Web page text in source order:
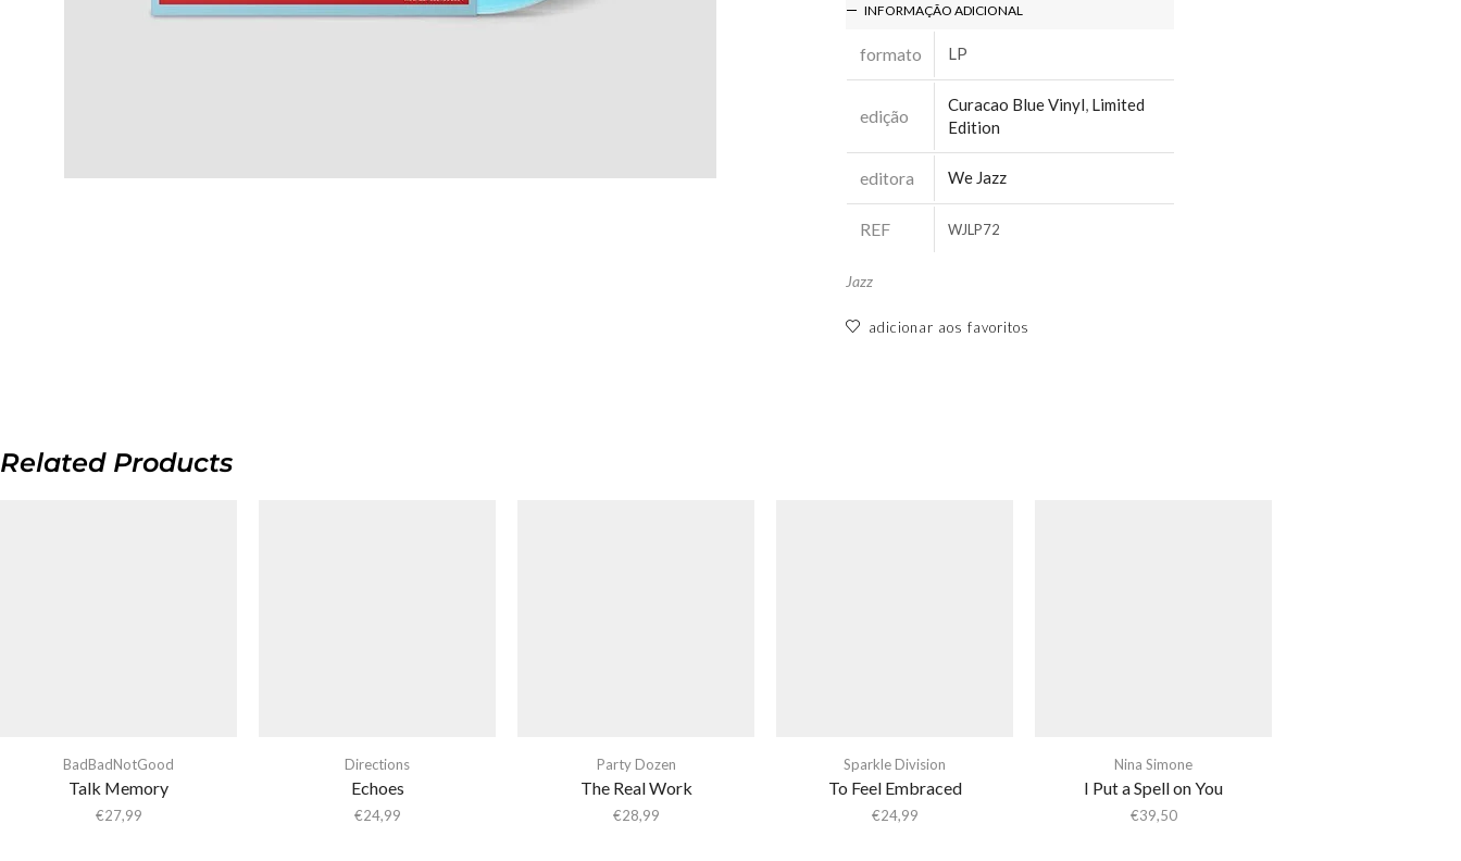
INFORMAÇÃO ADICIONAL
formato LP
edição
Curacao Blue Vinyl, Limited
Edition
editora We Jazz
REF WJLP72
Jazz
adicionar aos favoritos
Related Products
BadBadNotGood
Talk Memory
€27,99
Directions
Echoes
€24,99
Party Dozen
The Real Work
€28,99
Sparkle Division
To Feel Embraced
€24,99
Nina Simone
I Put a Spell on You
€39,50